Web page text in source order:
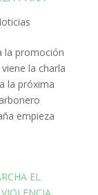
la promoción
la charla
la próxima
empieza